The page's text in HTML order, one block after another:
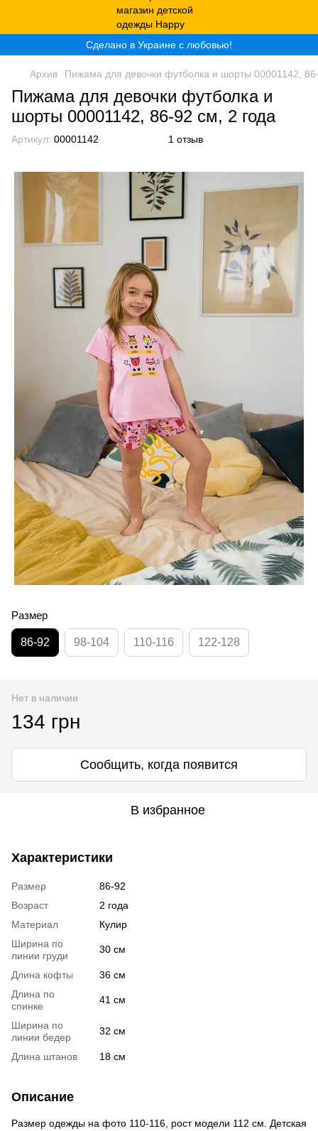
Сделано в Украине с любовью!
Архив Пижама для девочки футболка и шорты 00001142,
Пижама для девочки футболка и
шорты 00001142, 86-92 см, 2 года
Артикул: 00001142 1 отзыв
Размер
86-92 98-104 110-116 122-128
Нет в наличии
134 грн
Сообщить, когда появится
В избранное
Характеристики
Размер
86-92
Возраст
2 года
Материал
Кулир
Ширина по
линии груди
30 см
Длина кофты
36 см
Длина по
спинке
41 см
Ширина по
линии бедер
32 см
Длина штанов 18 см
Описание
Размер одежды на фото 110-116, рост модели 112 см. Детская